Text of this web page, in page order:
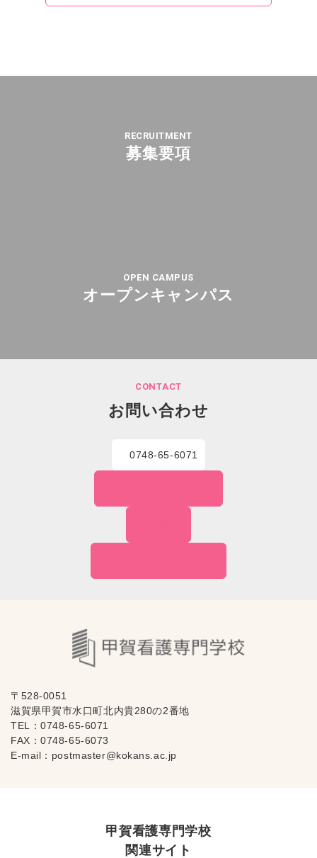
RECRUITMENT
募集要項
OPEN CAMPUS
オープンキャンパス
CONTACT
お問い合わせ
0748-65-6071
〒528-0051
滋賀県甲賀市水口町北内貴280の2番地
TEL：0748-65-6071
FAX：0748-65-6073
E-mail： postmaster@kokans.ac.jp
甲賀看護専門学校
関連サイト